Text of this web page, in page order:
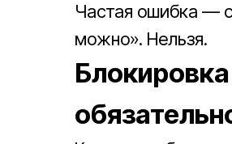
Частая ошибка —
можно». Нельзя.